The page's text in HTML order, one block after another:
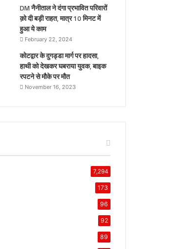
DM नैनीताल ने दंगा प्रभावित परिवारों
क़ो दी बड़ी राहत, मात्र 10 मिनट में
हुआ ये काम
February 22, 2024
कोटद्वार के दुगड्डा मार्ग पर हादसा,
हाथी को देखकर घबराया युवक, बाइक
रपटने से मौके पर मौत
November 16, 2023
7,294
173
96
92
89